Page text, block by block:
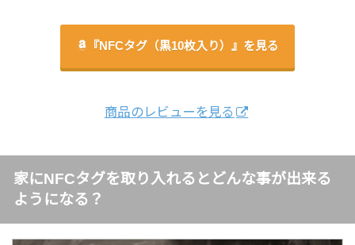
『NFCタグ（黒10枚入り）』を見る
商品のレビューを見る
家にNFCタグを取り入れるとどんな事が出来る
ようになる？